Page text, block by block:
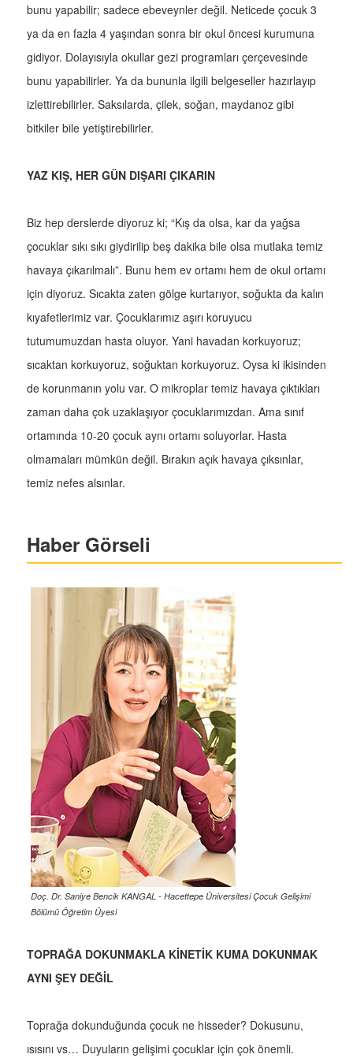
bunu yapabilir; sadece ebeveynler değil. Neticede çocuk 3
ya da en fazla 4 yaşından sonra bir okul öncesi kurumuna
gidiyor. Dolayısıyla okullar gezi programları çerçevesinde
bunu yapabilirler. Ya da bununla ilgili belgeseller hazırlayıp
izlettirebilirler. Saksılarda, çilek, soğan, maydanoz gibi
bitkiler bile yetiştirebilirler.
YAZ KIŞ, HER GÜN DIŞARI ÇIKARIN
Biz hep derslerde diyoruz ki; “Kış da olsa, kar da yağsa
çocuklar sıkı sıkı giydirilip beş dakika bile olsa mutlaka temiz
havaya çıkarılmalı”. Bunu hem ev ortamı hem de okul ortamı
için diyoruz. Sıcakta zaten gölge kurtarıyor, soğukta da kalın
kıyafetlerimiz var. Çocuklarımız aşırı koruyucu
tutumumuzdan hasta oluyor. Yani havadan korkuyoruz;
sıcaktan korkuyoruz, soğuktan korkuyoruz. Oysa ki ikisinden
de korunmanın yolu var. O mikroplar temiz havaya çıktıkları
zaman daha çok uzaklaşıyor çocuklarımızdan. Ama sınıf
ortamında 10-20 çocuk aynı ortamı soluyorlar. Hasta
olmamaları mümkün değil. Bırakın açık havaya çıksınlar,
temiz nefes alsınlar.
Haber Görseli
Doç. Dr. Saniye Bencik KANGAL - Hacettepe Üniversitesi Çocuk Gelişimi
Bölümü Öğretim Üyesi
TOPRAĞA DOKUNMAKLA KİNETİK KUMA DOKUNMAK
AYNI ŞEY DEĞİL
Toprağa dokunduğunda çocuk ne hisseder? Dokusunu,
ısısını vs… Duyuların gelişimi çocuklar için çok önemli.